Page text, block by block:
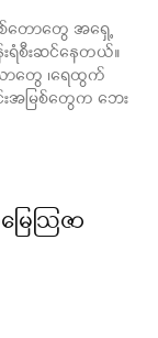
တောတွေ အရှေ့
ရံစီးဆင်နေတယ်။
ာတွေ ၊ရေထွက်
အမြစ်တွေက ဘေး
ြေဩဇာ